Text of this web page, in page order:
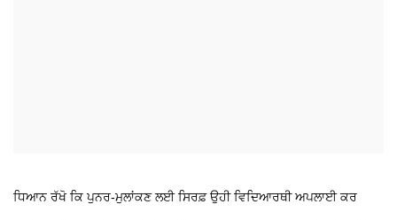
ਧਿਆਨ ਰੱਖੋ ਕਿ ਪੁਨਰ-ਮੁਲਾਂਕਣ ਲਈ ਸਿਰਫ਼ ਉਹੀ ਵਿਦਿਆਰਥੀ ਅਪਲਾਈ ਕਰ